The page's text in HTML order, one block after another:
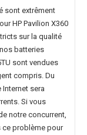
sont extrêment
HP Pavilion X360
sur la qualité
batteries
sont vendues
compris. Du
sera
Si vous
notre concurrent,
ce problème pour